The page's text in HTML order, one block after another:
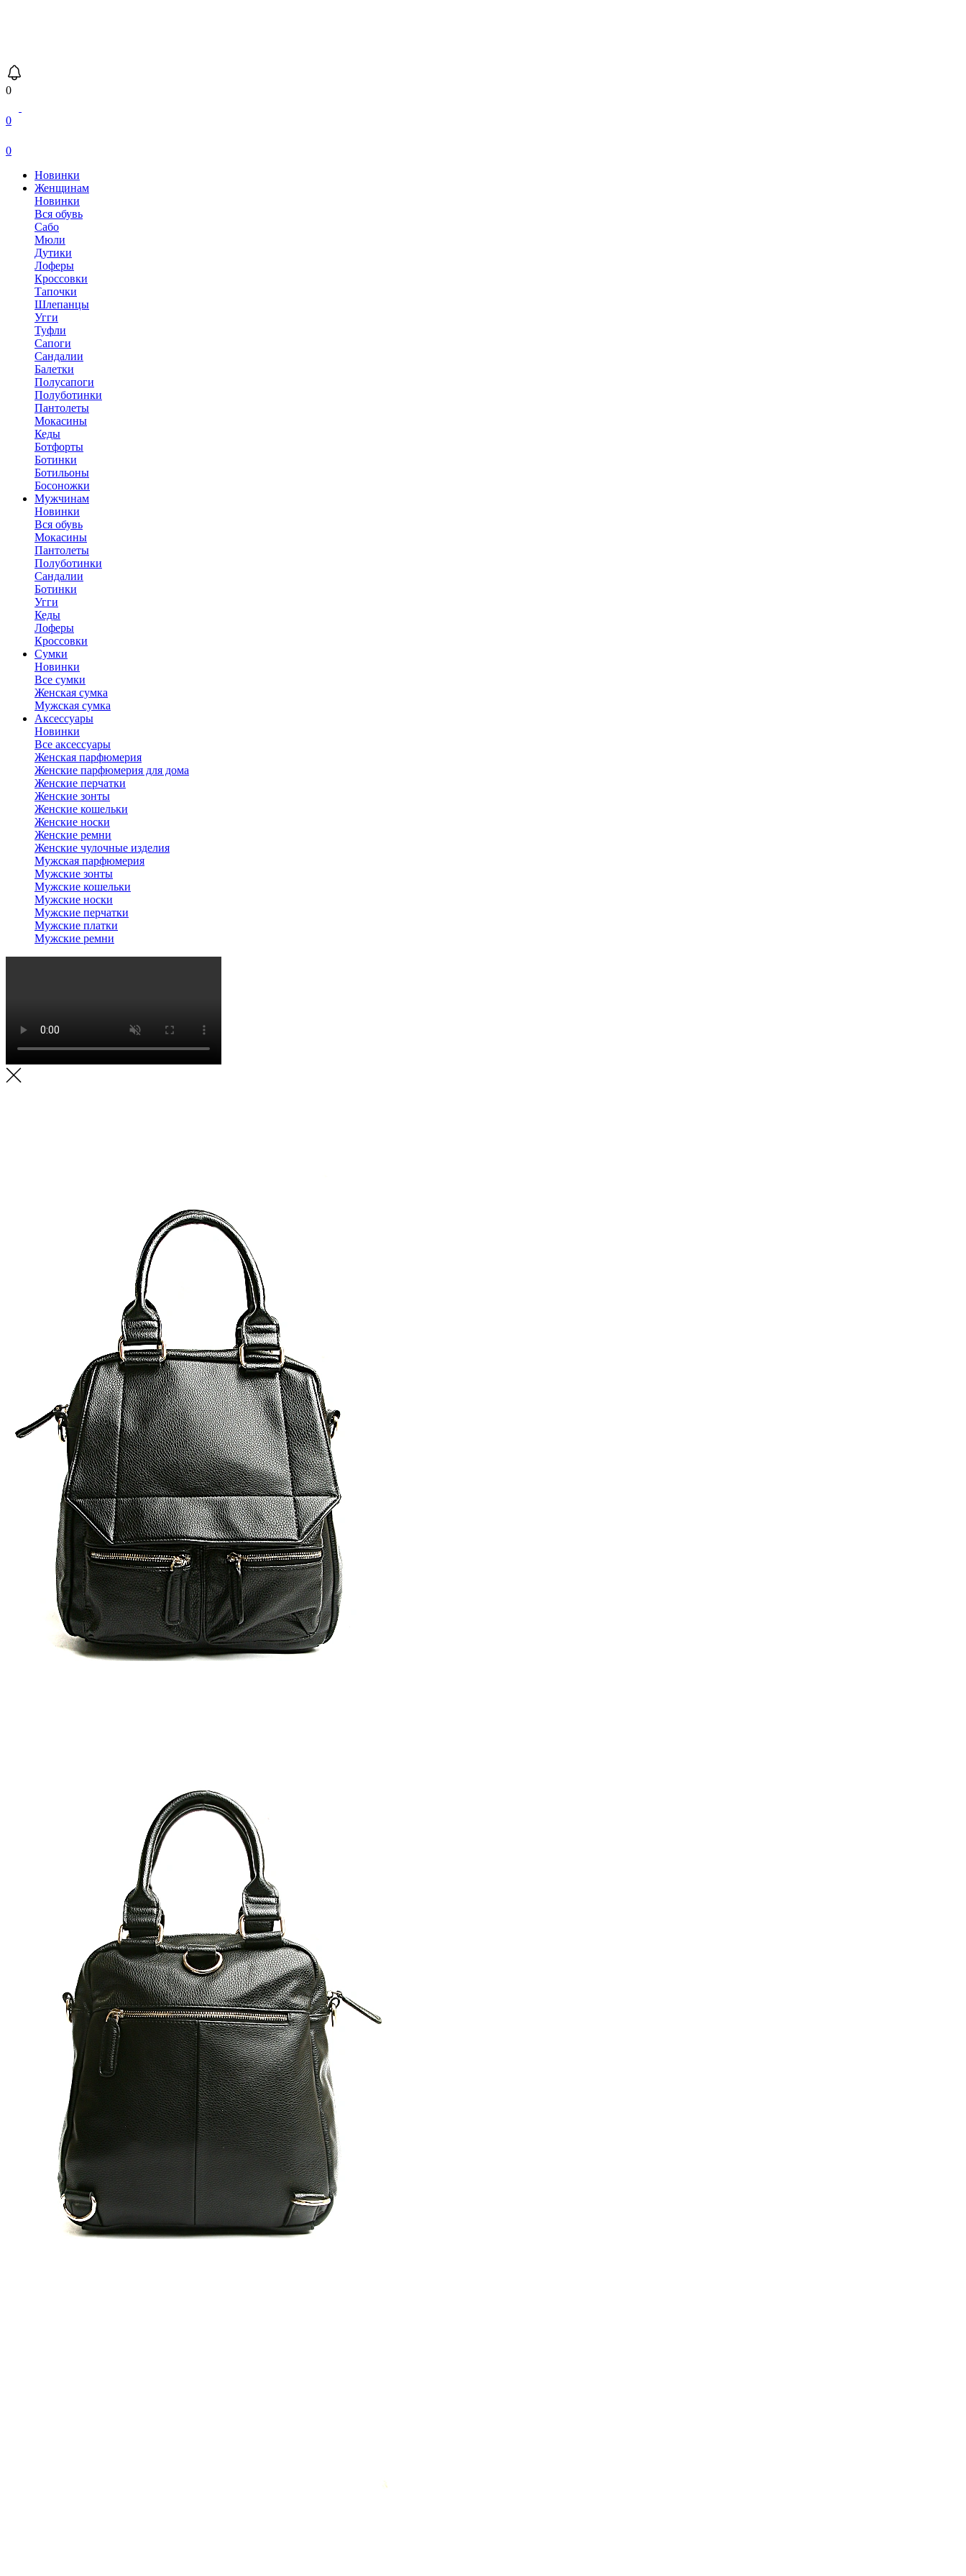
0
0
0
Новинки
Женщинам
Новинки
Вся обувь
Сабо
Мюли
Дутики
Лоферы
Кроссовки
Тапочки
Шлепанцы
Угги
Туфли
Сапоги
Сандалии
Балетки
Полусапоги
Полуботинки
Пантолеты
Мокасины
Кеды
Ботфорты
Ботинки
Ботильоны
Босоножки
Мужчинам
Новинки
Вся обувь
Мокасины
Пантолеты
Полуботинки
Сандалии
Ботинки
Угги
Кеды
Лоферы
Кроссовки
Сумки
Новинки
Все сумки
Женская сумка
Мужская сумка
Аксессуары
Новинки
Все аксессуары
Женская парфюмерия
Женские парфюмерия для дома
Женские перчатки
Женские зонты
Женские кошельки
Женские носки
Женские ремни
Женские чулочные изделия
Мужская парфюмерия
Мужские зонты
Мужские кошельки
Мужские носки
Мужские перчатки
Мужские платки
Мужские ремни